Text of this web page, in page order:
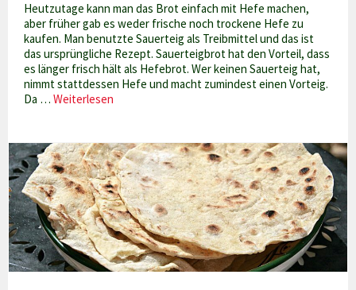
Heutzutage kann man das Brot einfach mit Hefe machen,
aber früher gab es weder frische noch trockene Hefe zu
kaufen. Man benutzte Sauerteig als Treibmittel und das ist
das ursprüngliche Rezept. Sauerteigbrot hat den Vorteil, dass
es länger frisch hält als Hefebrot. Wer keinen Sauerteig hat,
nimmt stattdessen Hefe und macht zumindest einen Vorteig.
Da …Weiterlesen
Sauerteig-
Fladenbrot